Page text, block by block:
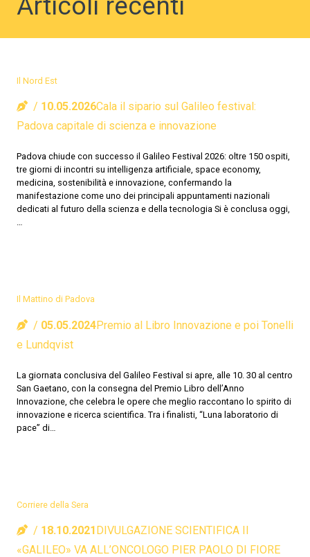
Articoli recenti
Il Nord Est
10.05.2026Cala il sipario sul Galileo festival:
Padova capitale di scienza e innovazione
Padova chiude con successo il Galileo Festival 2026: oltre 150 ospiti,
tre giorni di incontri su intelligenza artificiale, space economy,
medicina, sostenibilità e innovazione, confermando la
manifestazione come uno dei principali appuntamenti nazionali
dedicati al futuro della scienza e della tecnologia Si è conclusa oggi,
…
Il Mattino di Padova
05.05.2024Premio al Libro Innovazione e poi Tonelli
e Lundqvist
La giornata conclusiva del Galileo Festival si apre, alle 10. 30 al centro
San Gaetano, con la consegna del Premio Libro dell’Anno
Innovazione, che celebra le opere che meglio raccontano lo spirito di
innovazione e ricerca scientifica. Tra i finalisti, “Luna laboratorio di
pace” di…
Corriere della Sera
18.10.2021DIVULGAZIONE SCIENTIFICA Il
«GALILEO» VA ALL’ONCOLOGO PIER PAOLO DI FIORE